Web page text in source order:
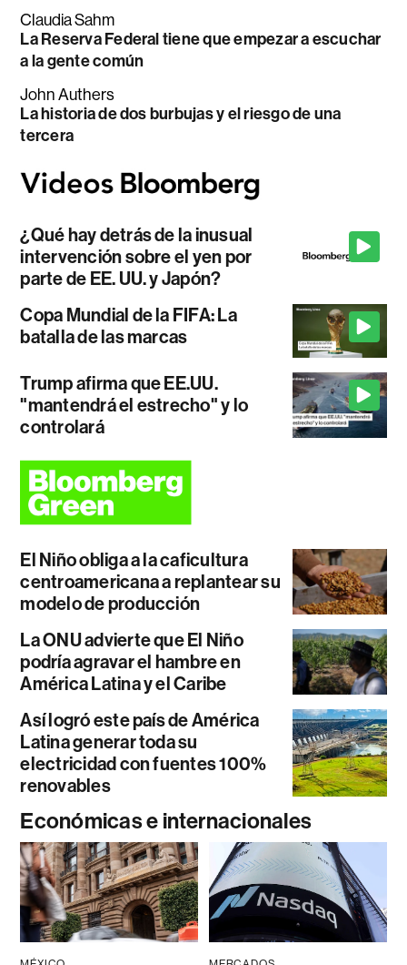
Claudia Sahm
La Reserva Federal tiene que empezar a escuchar
a la gente común
John Authers
La historia de dos burbujas y el riesgo de una
tercera
¿Qué hay detrás de la inusual
intervención sobre el yen por
parte de EE. UU. y Japón?
Copa Mundial de la FIFA: La
batalla de las marcas
Trump afirma que EE.UU.
"mantendrá el estrecho" y lo
controlará
El Niño obliga a la caficultura
centroamericana a replantear su
modelo de producción
La ONU advierte que El Niño
podría agravar el hambre en
América Latina y el Caribe
Así logró este país de América
Latina generar toda su
electricidad con fuentes 100%
renovables
Económicas e internacionales